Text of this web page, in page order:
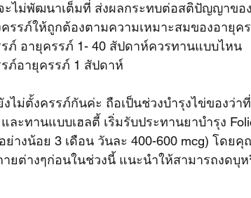
ะไม่พัฒนาเต็มที่ ส่งผลกระทบต่อสติปัญญาขอ
รรภ์ให้ถูกต้องตามความเหมาะสมของอายุค
รภ์ อายุครรภ์ 1- 40 สัปดาห์ควรทานแบบไหน
ภ์อายุครรภ์ 1 สัปดาห์
ไม่ตั้งครรภ์กันค่ะ ถือเป็นช่วงบำรุงไข่ของว่
ละทานแบบเฮลตี้ เริ่มรับประทานยาบำรุง
างน้อย 3 เดือน วันละ 400-600 mcg) โดย
ายต่างๆก่อนในช่วงนี้ แนะนำให้สามารถงดบุ